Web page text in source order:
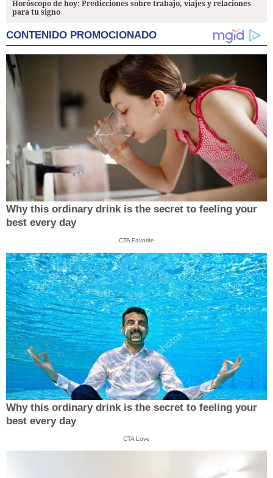
Horóscopo de hoy: Predicciones sobre trabajo, viajes y relaciones
para tu signo
CONTENIDO PROMOCIONADO
Why this ordinary drink is the secret to feeling your
best every day
CTA Favorite
Why this ordinary drink is the secret to feeling your
best every day
CTA Love